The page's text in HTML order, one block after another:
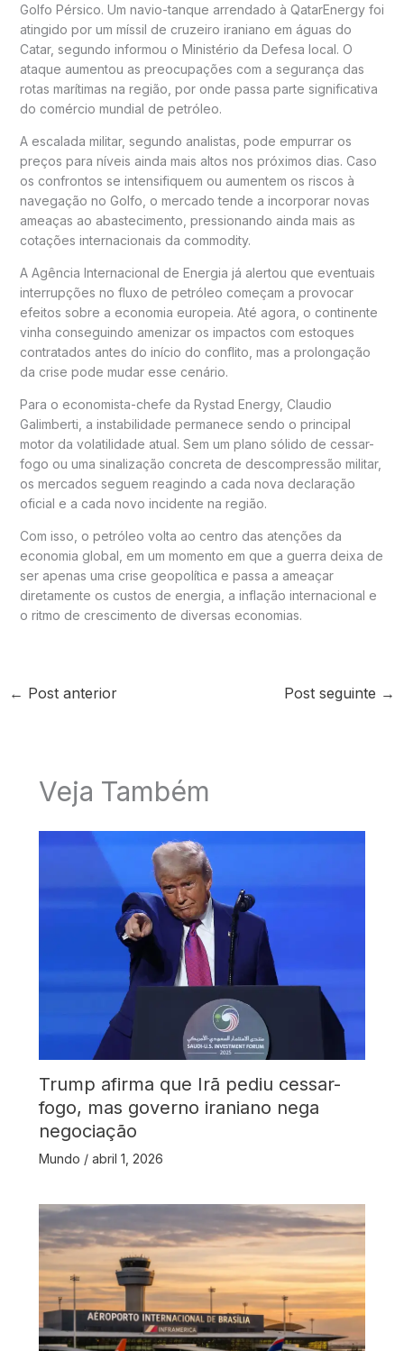
Golfo Pérsico. Um navio-tanque arrendado à QatarEnergy foi
atingido por um míssil de cruzeiro iraniano em águas do
Catar, segundo informou o Ministério da Defesa local. O
ataque aumentou as preocupações com a segurança das
rotas marítimas na região, por onde passa parte significativa
do comércio mundial de petróleo.
A escalada militar, segundo analistas, pode empurrar os
preços para níveis ainda mais altos nos próximos dias. Caso
os confrontos se intensifiquem ou aumentem os riscos à
navegação no Golfo, o mercado tende a incorporar novas
ameaças ao abastecimento, pressionando ainda mais as
cotações internacionais da commodity.
A Agência Internacional de Energia já alertou que eventuais
interrupções no fluxo de petróleo começam a provocar
efeitos sobre a economia europeia. Até agora, o continente
vinha conseguindo amenizar os impactos com estoques
contratados antes do início do conflito, mas a prolongação
da crise pode mudar esse cenário.
Para o economista-chefe da Rystad Energy, Claudio
Galimberti, a instabilidade permanece sendo o principal
motor da volatilidade atual. Sem um plano sólido de cessar-
fogo ou uma sinalização concreta de descompressão militar,
os mercados seguem reagindo a cada nova declaração
oficial e a cada novo incidente na região.
Com isso, o petróleo volta ao centro das atenções da
economia global, em um momento em que a guerra deixa de
ser apenas uma crise geopolítica e passa a ameaçar
diretamente os custos de energia, a inflação internacional e
o ritmo de crescimento de diversas economias.
← Post anterior Post seguinte →
Veja Também
Trump afirma que Irã pediu cessar-
fogo, mas governo iraniano nega
negociação
Mundo / abril 1, 2026